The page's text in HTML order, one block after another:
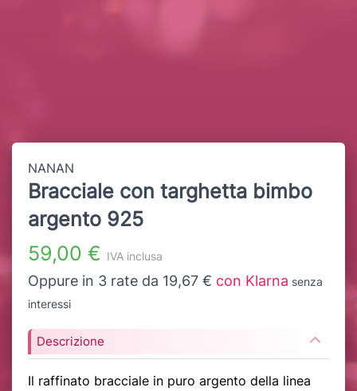
NANAN
Bracciale con targhetta bimbo
argento 925
59,00 € IVA inclusa
Oppure in 3 rate da 19,67 € con Klarna senza
interessi
Descrizione
Il raffinato bracciale in puro argento della linea